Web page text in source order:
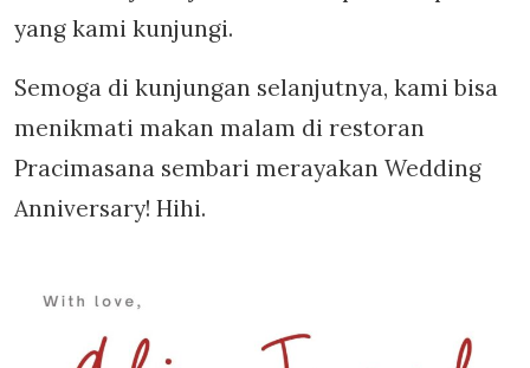
yang kami kunjungi.
Semoga di kunjungan selanjutnya, kami bisa
menikmati makan malam di restoran
Pracimasana sembari merayakan Wedding
Anniversary! Hihi.